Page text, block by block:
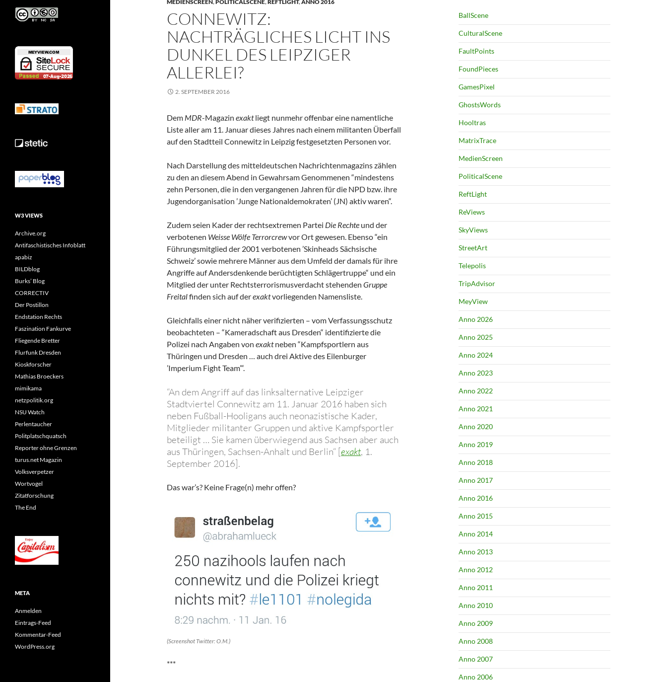
MEDIENSCREEN,POLITICALSCENE,REFTLIGHT,ANNO 2016
CONNEWITZ:
NACHTRÄGLICHES LICHT INS
DUNKEL DES LEIPZIGER
ALLERLEI?
2. SEPTEMBER 2016
Dem MDR-Magazin exaktliegt nunmehr offenbar eine namentliche
Liste aller am 11. Januar dieses Jahres nach einem militanten Überfall
auf den Stadtteil Connewitz in Leipzig festgesetzten Personen vor.
Nach Darstellung des mitteldeutschen Nachrichtenmagazins zählen
zu den an diesem Abend in Gewahrsam Genommenen “mindestens
zehn Personen, die in den vergangenen Jahren für die NPD bzw. ihre
Jugendorganisation ’Junge Nationaldemokraten’ (JN) aktiv waren“.
Zudem seien Kader der rechtsextremen Partei Die Rechte und der
verbotenen Weisse Wölfe Terrorcrewvor Ort gewesen. Ebenso “ein
Führungsmitglied der 2001 verbotenen ’Skinheads Sächsische
Schweiz’ sowie mehrere Männer aus dem Umfeld der damals für ihre
Angriffe auf Andersdenkende berüchtigten Schlägertruppe“ und ein
Mitglied der unter Rechtsterrorismusverdacht stehenden Gruppe
Freitalfinden sich auf derexaktvorliegenden Namensliste.
Gleichfalls einer nicht näher verifizierten – vom Verfassungsschutz
beobachteten – “Kameradschaft aus Dresden“ identifizierte die
Polizei nach Angaben von exaktneben “Kampfsportlern aus
Thüringen und Dresden … auch drei Aktive des Eilenburger
’Imperium Fight Team’“.
“An dem Angriff auf das linksalternative Leipziger
Stadtviertel Connewitz am 11. Januar 2016 haben sich
neben Fußball-Hooligans auch neonazistische Kader,
Mitglieder militanter Gruppen und aktive Kampfsportler
beteiligt … Sie kamen überwiegend aus Sachsen aber auch
aus Thüringen, Sachsen-Anhalt und Berlin“ [exakt, 1.
September 2016].
Das war’s? Keine Frage(n) mehr offen?
(Screenshot Twitter: O.M.)
***
BallScene
CulturalScene
FaultPoints
FoundPieces
GamesPixel
GhostsWords
Hooltras
MatrixTrace
MedienScreen
PoliticalScene
ReftLight
ReViews
SkyViews
StreetArt
Telepolis
TripAdvisor
MeyView
Anno 2026
Anno 2025
Anno 2024
Anno 2023
Anno 2022
Anno 2021
Anno 2020
Anno 2019
Anno 2018
Anno 2017
Anno 2016
Anno 2015
Anno 2014
Anno 2013
Anno 2012
Anno 2011
Anno 2010
Anno 2009
Anno 2008
Anno 2007
Anno 2006
W3 VIEWS
Archive.org
Antifaschistisches Infoblatt
apabiz
BILDblog
Burks’ Blog
CORRECTIV
Der Postillon
Endstation Rechts
Faszination Fankurve
Fliegende Bretter
Flurfunk Dresden
Kioskforscher
Mathias Broeckers
mimikama
netzpolitik.org
NSU Watch
Perlentaucher
Politplatschquatsch
Reporter ohne Grenzen
turus.net Magazin
Volksverpetzer
Wortvogel
Zitatforschung
The End
META
Anmelden
Eintrags-Feed
Kommentar-Feed
WordPress.org